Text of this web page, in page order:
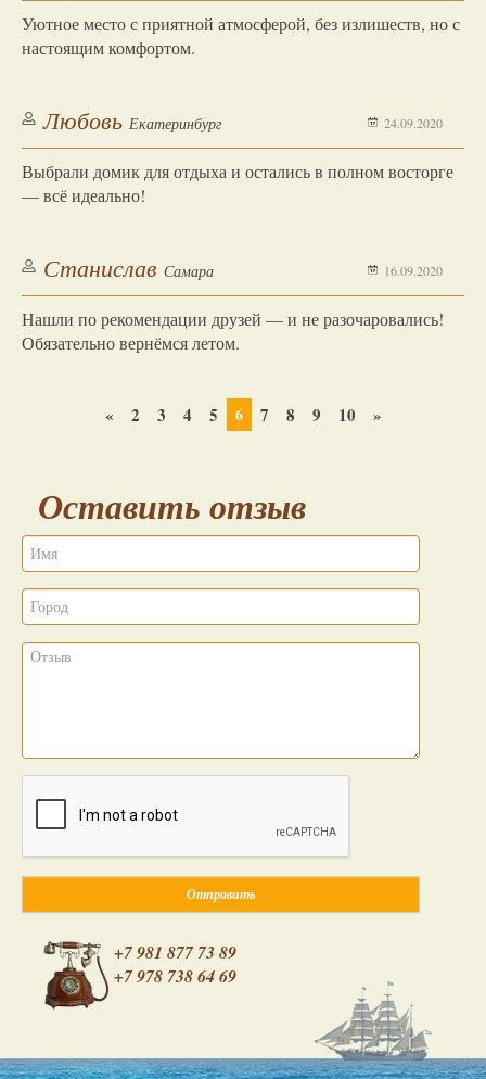
Уютное место с приятной атмосферой, без излишеств, но с
настоящим комфортом.
Любовь Екатеринбург 24.09.2020
Выбрали домик для отдыха и остались в полном восторге
— всё идеально!
Станислав Самара 16.09.2020
Нашли по рекомендации друзей — и не разочаровались!
Обязательно вернёмся летом.
« 2 3 4 5 6 7 8 9 10 »
Оставить отзыв
Отправить
+7 981 877 73 89
+7 978 738 64 69